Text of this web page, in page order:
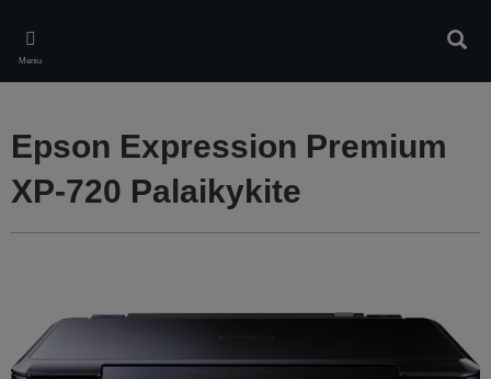
main
content
Meniu
Epson Expression Premium
XP-720 Palaikykite